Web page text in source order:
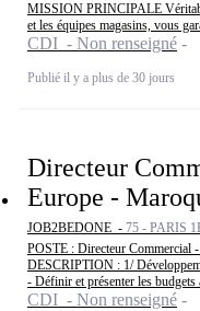
MISSION PRINCIPALE
et les équipes magasins, vous
CDI - Non renseigné
Publié il y a plus de 30 jours
Directeur
Europe -
JOB2BEDONE - 75 - PARIS
POSTE : Directeur Commercial
DESCRIPTION : 1/
- Définir et présenter les budgets
CDI - Non renseigné